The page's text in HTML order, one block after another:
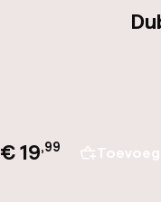
€ 19,99